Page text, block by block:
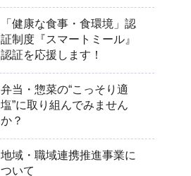
「健康な食事・食環境」認
証制度『スマートミール』
認証を応援します！
弁当・惣菜の“こっそり適
塩”に取り組んでみません
か？
地域・職域連携推進事業に
ついて